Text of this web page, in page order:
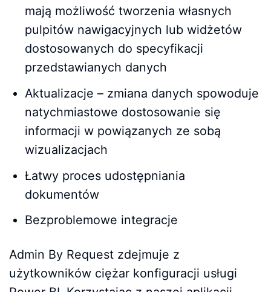
mają możliwość tworzenia własnych
pulpitów nawigacyjnych lub widżetów
dostosowanych do specyfikacji
przedstawianych danych
Aktualizacje – zmiana danych spowoduje
natychmiastowe dostosowanie się
informacji w powiązanych ze sobą
wizualizacjach
Łatwy proces udostępniania
dokumentów
Bezproblemowe integracje
Admin By Request zdejmuje z
użytkowników ciężar konfiguracji usługi